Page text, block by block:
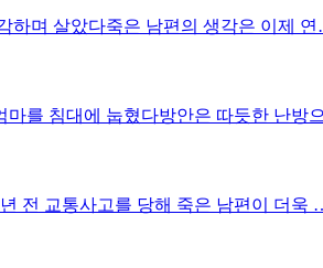
하며 살았다죽은 남편의 생각은 이제
마를 침대에 눕혔다방안은 따듯한 난방
전 교통사고를 당해 죽은 남편이 더욱